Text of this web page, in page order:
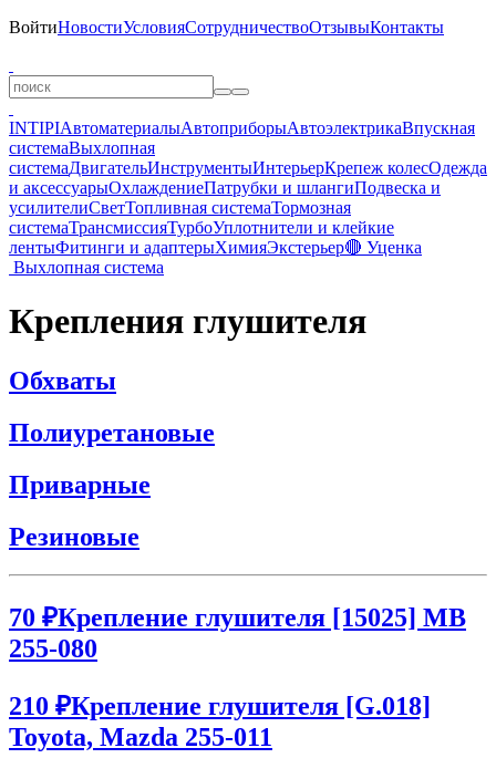
ВойтиНовостиУсловияСотрудничествоОтзывыКонтакты
INTIPIАвтоматериалыАвтоприборыАвтоэлектрикаВпускная
системаВыхлопная
системаДвигательИнструментыИнтерьерКрепеж колесОдежда
и аксессуарыОхлаждениеПатрубки и шлангиПодвеска и
усилителиСветТопливная системаТормозная
системаТрансмиссияТурбоУплотнители и клейкие
лентыФитинги и адаптерыХимияЭкстерьер🔴 Уценка
Выхлопная система
Крепления глушителя
Обхваты
Полиуретановые
Приварные
Резиновые
70 ₽Крепление глушителя [15025] MB
255-080
210 ₽Крепление глушителя [G.018]
Toyota, Mazda 255-011